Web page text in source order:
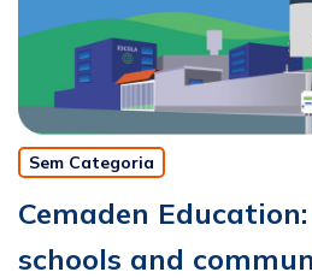
Sem Categoria
Cemaden
schools and